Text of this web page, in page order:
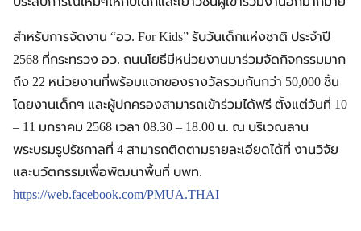
สำหรับการจัดงาน “อว. For Kids” รับวันเด็กแห่งชาติ ประจำปี
2568 ที่กระทรวง อว. ถนนโยธีมีหน่วยงานมาร่วมจัดกิจกรรมมาก
ถึง 22 หน่วยงานที่พร้อมแจกของรางวัลรวมกันกว่า 50,000 ชิ้น
โดยงานเด็กๆ และผู้ปกครองสามารถเข้าร่วมได้ฟรี ตั้งแต่วันที่ 10
– 11 มกราคม 2568 เวลา 08.30 – 18.00 น. ณ บริเวณลาน
พระบรมรูปรัชกาลที่ 4 สามารถติดตามรายละเอียดได้ที่ งานวิจัย
และนวัตกรรมเพื่อพัฒนาพื้นที่ บพท.
https://web.facebook.com/PMUA.THAI